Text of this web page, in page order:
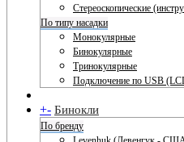
Стереоскопические
По типу насадки
Монокулярные
Бинокулярные
Тринокулярные
Подключение по USB
+- Бинокли
По бренду